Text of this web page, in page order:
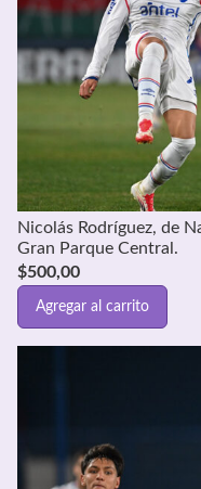
Nicolás Rodríguez, de
Gran Parque Central.
$500,00
Agregar al carrito